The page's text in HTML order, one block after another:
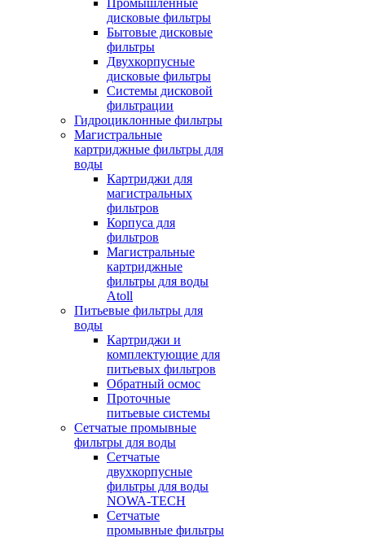
Промышленные
дисковые фильтры
Бытовые дисковые
фильтры
Двухкорпусные
дисковые фильтры
Системы дисковой
фильтрации
Гидроциклонные фильтры
Магистральные
картриджные фильтры для
воды
Картриджи для
магистральных
фильтров
Корпуса для
фильтров
Магистральные
картриджные
фильтры для воды
Atoll
Питьевые фильтры для
воды
Картриджи и
комплектующие для
питьевых фильтров
Обратный осмос
Проточные
питьевые системы
Сетчатые промывные
фильтры для воды
Сетчатые
двухкорпусные
фильтры для воды
NOWA-TECH
Сетчатые
промывные фильтры